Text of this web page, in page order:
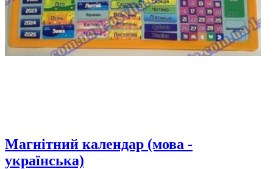
Магнітний календар (мова -
українська)